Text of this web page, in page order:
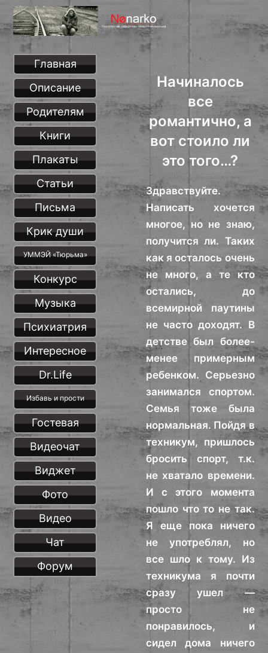
Начиналось
все
романтично, а
вот стоило ли
это того…?
Здравствуйте.
Написать хочется
многое, но не знаю,
получится ли. Таких
как я осталось очень
не много, а те кто
остались, до
всемирной паутины
не часто доходят. В
детстве был более-
менее примерным
ребенком. Серьезно
занимался спортом.
Семья тоже была
нормальная. Пойдя в
техникум, пришлось
бросить спорт, т.к.
не хватало времени.
И с этого момента
пошло что то не так.
Я еще пока ничего
не употреблял, но
все шло к тому. Из
техникума я почти
сразу ушел —
просто не
понравилось, и
сидел дома ничего
Главная
Описание
Родителям
Книги
Плакаты
Статьи
Письма
Крик души
УММЭЙ «Тюрьма»
Конкурс
Музыка
Психиатрия
Интересное
Dr.Life
Избавь и прости
Гостевая
Видеочат
Виджет
Фото
Видео
Чат
Форум